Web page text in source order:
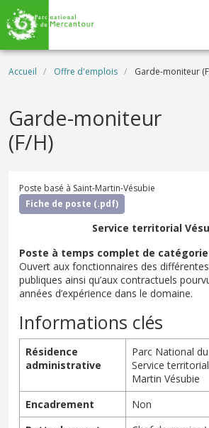
Aller au contenu principal
Fil d'Ariane
Accueil Offre d'emplois Garde-moniteur
Garde-moniteur
(F/H)
Poste basé à Saint-Martin-Vésubie
Fiche de poste (.pdf)
Service territorial
Poste à temps complet de catégorie
Ouvert aux fonctionnaires des
publiques ainsi qu’aux contractuels
années d’expérience dans le domaine.
Informations clés
Résidence
administrative
Parc National
Service
Martin Vésubie
Encadrement
Non